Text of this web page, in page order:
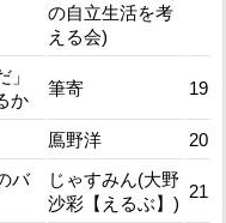
の自立生活を考
える会)
か
筆寄 19
鳫野洋
20
バ
じゃすみん(大野
沙彩【えるぶ】)
21